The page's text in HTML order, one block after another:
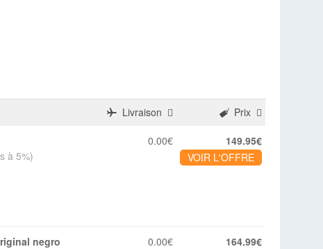
Livraison Prix
à 5%)
0.00€
149.95€
VOIR L'OFFRE
negro
0.00€
164.99€